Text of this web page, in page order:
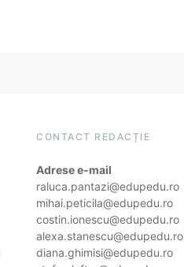
CONTACT REDACȚIE
Adrese e-mail
raluca.pantazi@edupedu.ro
mihai.peticila@edupedu.ro
costin.ionescu@edupedu.ro
alexa.stanescu@edupedu.ro
diana.ghimisi@edupedu.ro